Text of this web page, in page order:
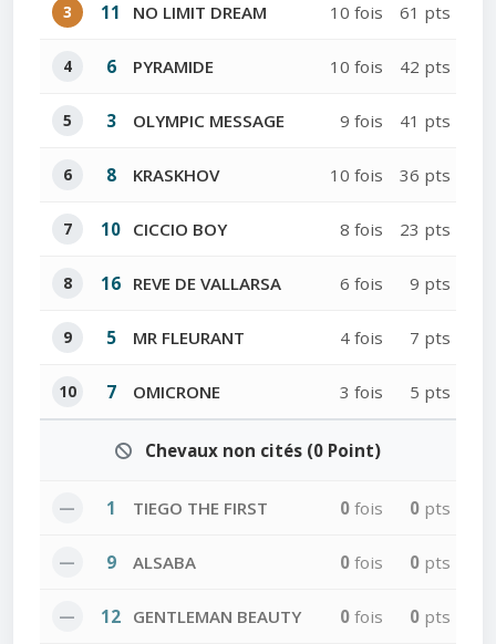
3 11 NO LIMIT DREAM 10 fois 61 pts
4 6 PYRAMIDE 10 fois 42 pts
5 3 OLYMPIC MESSAGE 9 fois 41 pts
6 8 KRASKHOV 10 fois 36 pts
7 10 CICCIO BOY 8 fois 23 pts
8 16 REVE DE VALLARSA 6 fois 9 pts
9 5 MR FLEURANT 4 fois 7 pts
10 7 OMICRONE 3 fois 5 pts
Chevaux non cités (0 Point)
— 1 TIEGO THE FIRST 0 fois 0 pts
— 9 ALSABA 0 fois 0 pts
— 12 GENTLEMAN BEAUTY 0 fois 0 pts